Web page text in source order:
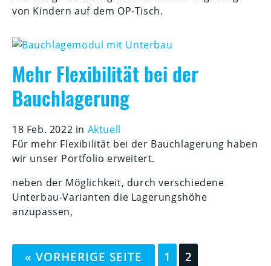
von Kindern auf dem OP-Tisch.
Mehr Flexibilität bei der
Bauchlagerung
18 Feb. 2022 in Aktuell
Für mehr Flexibilität bei der Bauchlagerung haben
wir unser Portfolio erweitert.
neben der Möglichkeit, durch verschiedene
Unterbau-Varianten die Lagerungshöhe
anzupassen,
« VORHERIGE SEITE 1 2